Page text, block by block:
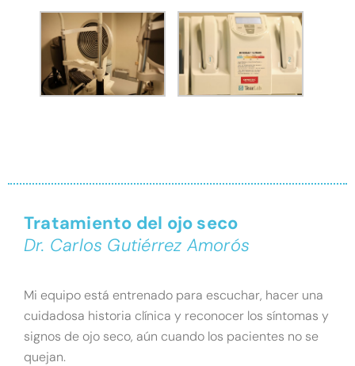
Tratamiento del ojo seco
Dr. Carlos Gutiérrez Amorós
Mi equipo está entrenado para escuchar, hacer una
cuidadosa historia clínica y reconocer los síntomas y
signos de ojo seco, aún cuando los pacientes no se
quejan.